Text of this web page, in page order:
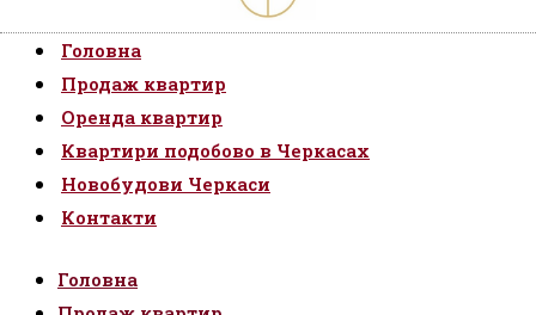
Головна
Продаж квартир
Оренда квартир
Квартири подобово в Черкасах
Новобудови Черкаси
Контакти
Головна